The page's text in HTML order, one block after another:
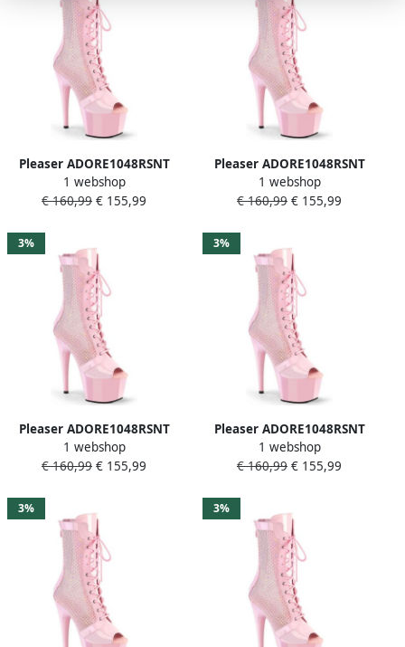
Pleaser ADORE1048RSNT
Plateau Laarzen 38 Shoes
Roze
1 webshop
€ 160,99 € 155,99
Pleaser ADORE1048RSNT
Plateau Laarzen 40 Shoes
Roze
1 webshop
€ 160,99 € 155,99
3%
Pleaser ADORE1048RSNT
Plateau Laarzen 35 Shoes
Roze
1 webshop
€ 160,99 € 155,99
3%
Pleaser ADORE1048RSNT
Plateau Laarzen 39 Shoes
Roze
1 webshop
€ 160,99 € 155,99
3% 3%